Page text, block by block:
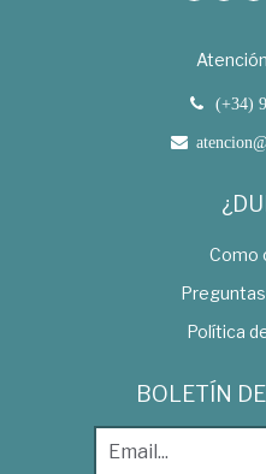
(+34)
Como
Política
BOLETÍN